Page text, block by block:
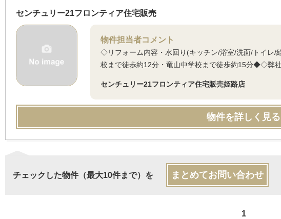
センチュリー21フロンティア住宅販売
物件担当者コメント
◇リフォーム内容・水回り(キッチン/浴室/洗面/トイレ
校まで徒歩約12分・竜山中学校まで徒歩約15分◆◇
センチュリー21フロンティア住宅販売姫路店
物件を詳しく見る
チェックした物件（最大10件まで）を まとめてお問い合わせ
1